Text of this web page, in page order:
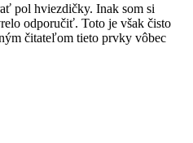
pol hviezdičky. Inak som si
odporučiť. Toto je však čisto
čitateľom tieto prvky vôbec